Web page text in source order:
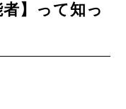
者】って知っ